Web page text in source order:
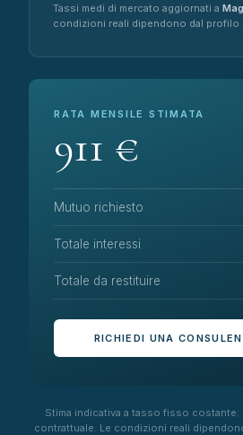
Tassi medi di mercato aggiornati a
condizioni reali dipendono dal profilo
RATA MENSILE STIMATA
911 €
Mutuo richiesto
Totale interessi
Totale da restituire
RICHIEDI UNA
Stima indicativa a tasso fisso
contrattuale. Le condizioni reali